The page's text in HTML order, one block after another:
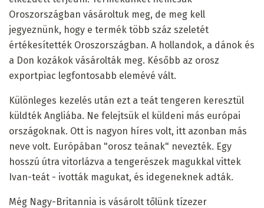
Oroszországban vásároltuk meg, de meg kell
jegyeznünk, hogy e termék több száz szeletét
értékesítették Oroszországban. A hollandok, a dánok és
a Don kozákok vásárolták meg. Később az orosz
exportpiac legfontosabb elemévé vált.
Különleges kezelés után ezt a teát tengeren keresztül
küldték Angliába. Ne felejtsük el küldeni más európai
országoknak. Ott is nagyon híres volt, itt azonban más
neve volt. Európában "orosz teának" nevezték. Egy
hosszú útra vitorlázva a tengerészek magukkal vittek
Ivan-teát - ivották magukat, és idegeneknek adták.
Még Nagy-Britannia is vásárolt tőlünk tízezer